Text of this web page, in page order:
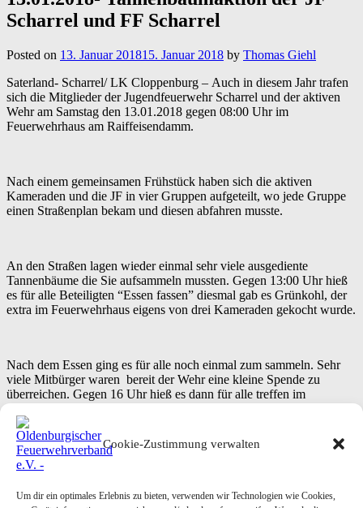
Cookie-Zustimmung verwalten
Um dir ein optimales Erlebnis zu bieten, verwenden wir Technologien wie Cookies,
Scharrel und FF Scharrel
Posted on 13. Januar 201815. Januar 2018 by Thomas Giehl
Saterland- Scharrel/ LK Cloppenburg – Auch in diesem Jahr trafen
sich die Mitglieder der Jugendfeuerwehr Scharrel und der aktiven
Wehr am Samstag den 13.01.2018 gegen 08:00 Uhr im
Feuerwehrhaus am Raiffeisendamm.
Nach einem gemeinsamen Frühstück haben sich die aktiven
Kameraden und die JF in vier Gruppen aufgeteilt, wo jede Gruppe
einen Straßenplan bekam und diesen abfahren musste.
An den Straßen lagen wieder einmal sehr viele ausgediente
Tannenbäume die Sie aufsammeln mussten. Gegen 13:00 Uhr hieß
es für alle Beteiligten “Essen fassen” diesmal gab es Grünkohl, der
extra im Feuerwehrhaus eigens von drei Kameraden gekocht wurde.
Nach dem Essen ging es für alle noch einmal zum sammeln. Sehr
viele Mitbürger waren bereit der Wehr eine kleine Spende zu
überreichen. Gegen 16 Uhr hieß es dann für alle treffen im
weiter.
Text und Bilder: Thomas Giehl/ GPW